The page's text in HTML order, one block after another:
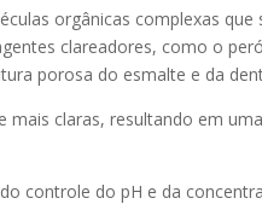
orgânicas complexas que
clareadores, como o
porosa do esmalte e da
mais claras, resultando em
controle do pH e da